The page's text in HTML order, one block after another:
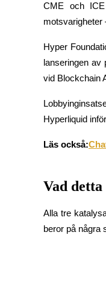
CME och ICE
motsvarigheter
Hyper
lanseringen
vid Blockchain
Hyperliquid
Läs också:
Vad
Alla tre
beror på några